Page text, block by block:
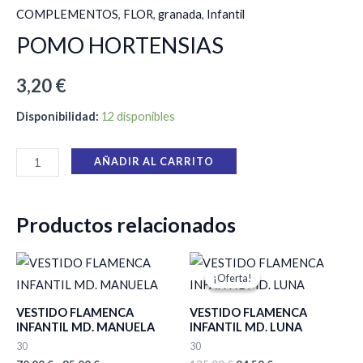
COMPLEMENTOS, FLOR, granada, Infantil
POMO HORTENSIAS
3,20€
Disponibilidad: 12 disponibles
AÑADIR AL CARRITO
Productos relacionados
VESTIDO FLAMENCA
INFANTIL MD. MANUELA
30
Rango
de
precios:
70,00 €
hasta
¡Oferta!
¡Oferta!
VESTIDO FLAMENCA
INFANTIL MD. LUNA
30
El
precio
original
135,00 €.
El
precio
actual
94,50 €.